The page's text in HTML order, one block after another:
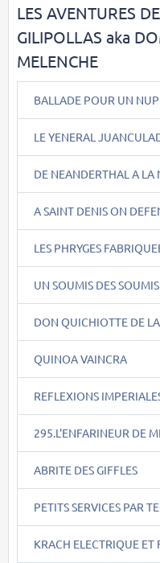
LES AVENTURES
GILIPOLLAS aka
MELENCHE
BALLADE POUR UN
LE YENERAL
DE NEANDERTHAL A LA
A SAINT DENIS ON
LES PHRYGES
UN SOUMIS DES
DON QUICHIOTTE DE
QUINOA VAINCRA
REFLEXIONS
295.L'ENFARINEUR DE
ABRITE DES GIFFLES
PETITS SERVICES PAR
KRACH ELECTRIQUE ET